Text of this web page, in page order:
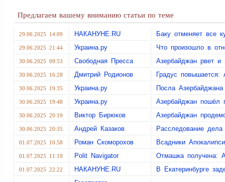
Предлагаем вашему вниманию статьи по теме
29.06.2025 14:09 НАКАНУНЕ.RU Баку отменяет все
29.06.2025 21:44 Украина.ру Что произошло в
30.06.2025 09:53 Свободная Пресса Азербайджан рвет
30.06.2025 16:28 Дмитрий Родионов Градус повышается:
30.06.2025 19:35 Украина.ру Посла
30.06.2025 19:48 Украина.ру Азербайджан пошёл
30.06.2025 20:19 Виктор Бирюков Азербайджан
30.06.2025 20:35 Андрей Казаков Расследование
01.07.2025 10:58 Роман Скоморохов Всадники
01.07.2025 11:19 Polit Navigator Отмашка получена:
01.07.2025 22:22 НАКАНУНЕ.RU В Екатеринбурге